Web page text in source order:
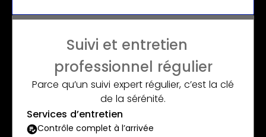
Suivi et entretien
professionnel régulier
Parce qu’un suivi expert régulier, c’est la clé
de la sérénité.
Services d’entretien
Contrôle complet à l’arrivée